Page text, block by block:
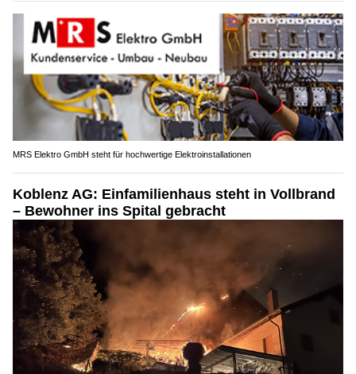
MRS Elektro GmbH steht für hochwertige Elektroinstallationen
Koblenz AG: Einfamilienhaus steht in Vollbrand
– Bewohner ins Spital gebracht